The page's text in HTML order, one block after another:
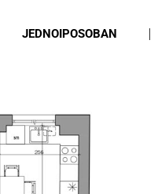
JEDNOIPOSOBAN